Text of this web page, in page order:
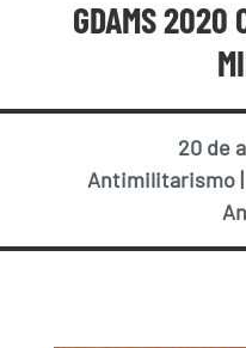
GDAMS 2020
20 de
Antimilitarismo|